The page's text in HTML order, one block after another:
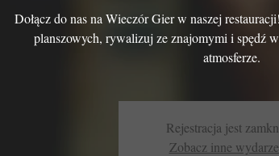
Dołącz do nas na Wieczór Gier w naszej
planszowych, rywalizuj ze znajomymi i spędź
atmosferze.
Rejestracja jest
Zobacz inne